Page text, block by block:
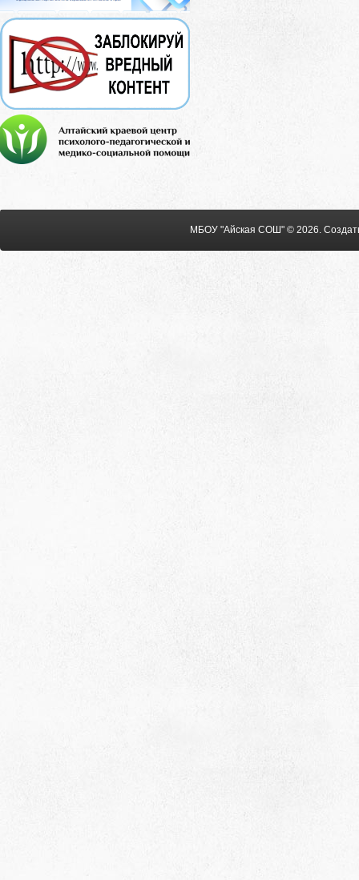
МБОУ "Айская СОШ" © 2026.